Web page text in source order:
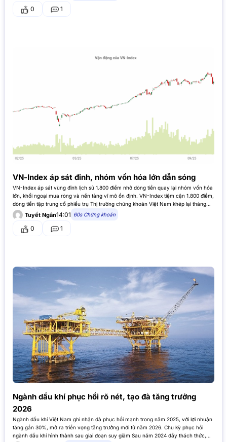
0 1
VN-Index áp sát đỉnh, nhóm vốn hóa lớn dẫn sóng
VN-Index áp sát vùng đỉnh lịch sử 1.800 điểm nhờ dòng tiền quay lại nhóm vốn hóa
lớn, khối ngoại mua ròng và nền tảng vĩ mô ổn định. VN-Index tiệm cận 1.800 điểm,
dòng tiền tập trung cổ phiếu trụ Thị trường chứng khoán Việt Nam khép lại tháng…
Tuyết Ngân14:01 60s Chứng khoán
0 1
Ngành dầu khí phục hồi rõ nét, tạo đà tăng trưởng
2026
Ngành dầu khí Việt Nam ghi nhận đà phục hồi mạnh trong năm 2025, với lợi nhuận
tăng gần 30%, mở ra triển vọng tăng trưởng mới từ năm 2026. Chu kỳ phục hồi
ngành dầu khí hình thành sau giai đoạn suy giảm Sau năm 2024 đầy thách thức,…